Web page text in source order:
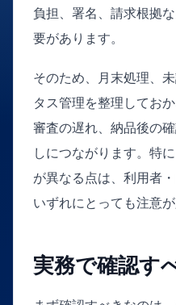
負担、署名、請求根拠
要があります。
そのため、月末処理、
タス管理を整理してお
審査の遅れ、納品後の
しにつながります。特
が異なる点は、利用者
いずれにとっても注意が
実務で確認す